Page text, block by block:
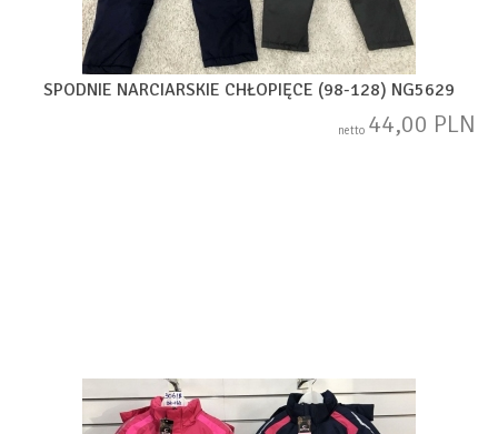
SPODNIE NARCIARSKIE CHŁOPIĘCE (98-128) NG5629
netto 44,00 PLN